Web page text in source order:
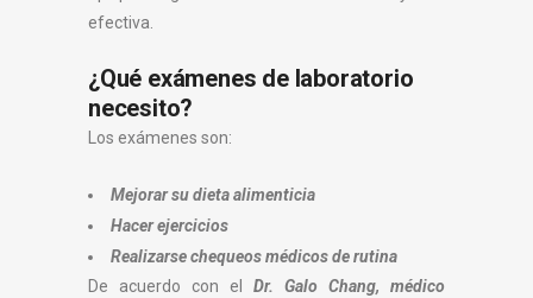
efectiva.
¿Qué exámenes de laboratorio
necesito?
Los exámenes son:
Mejorar su dieta alimenticia
Hacer ejercicios
Realizarse chequeos médicos de rutina
De acuerdo con el Dr. Galo Chang, médico